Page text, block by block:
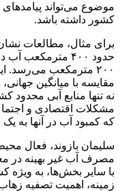
موضوع می‌تواند
کشور داشته باشد.
برای مثال، مطالعات
حدود ۴۰۰
۲۰۰ مترمکعب می‌رسد.
مقایسه با میانگین
نه تنها منابع آبی محدود
مشکلات اقتصادی و
که کمبود آب در آنها به
سلیمان بازوند، فعال
مصرف آب غیر بهینه در
با سایر بخش‌ها، به ویژه
زمینه، اهمیت تصفیه